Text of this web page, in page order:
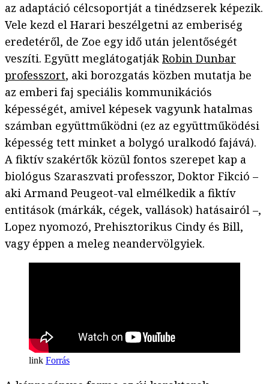
az adaptáció célcsoportját a tinédzserek képezik.
Vele kezd el Harari beszélgetni az emberiség
eredetéről, de Zoe egy idő után jelentőségét
veszíti. Együtt meglátogatják Robin Dunbar
professzort, aki borozgatás közben mutatja be
az emberi faj speciális kommunikációs
képességét, amivel képesek vagyunk hatalmas
számban együttműködni (ez az együttműködési
képesség tett minket a bolygó uralkodó fajává).
A fiktív szakértők közül fontos szerepet kap a
biológus Szaraszvati professzor, Doktor Fikció –
aki Armand Peugeot-val elmélkedik a fiktív
entitások (márkák, cégek, vallások) hatásairól –,
Lopez nyomozó, Prehisztorikus Cindy és Bill,
vagy éppen a meleg neandervölgyiek.
Forrás